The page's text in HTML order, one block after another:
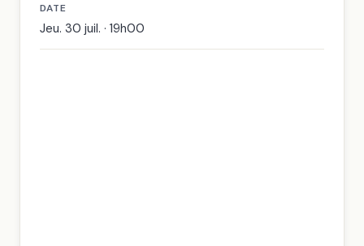
DATE
Jeu. 30 juil. · 19h00